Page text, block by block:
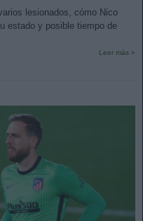
lesionados, cómo Nico
estado y posible tiempo de
Leer más »